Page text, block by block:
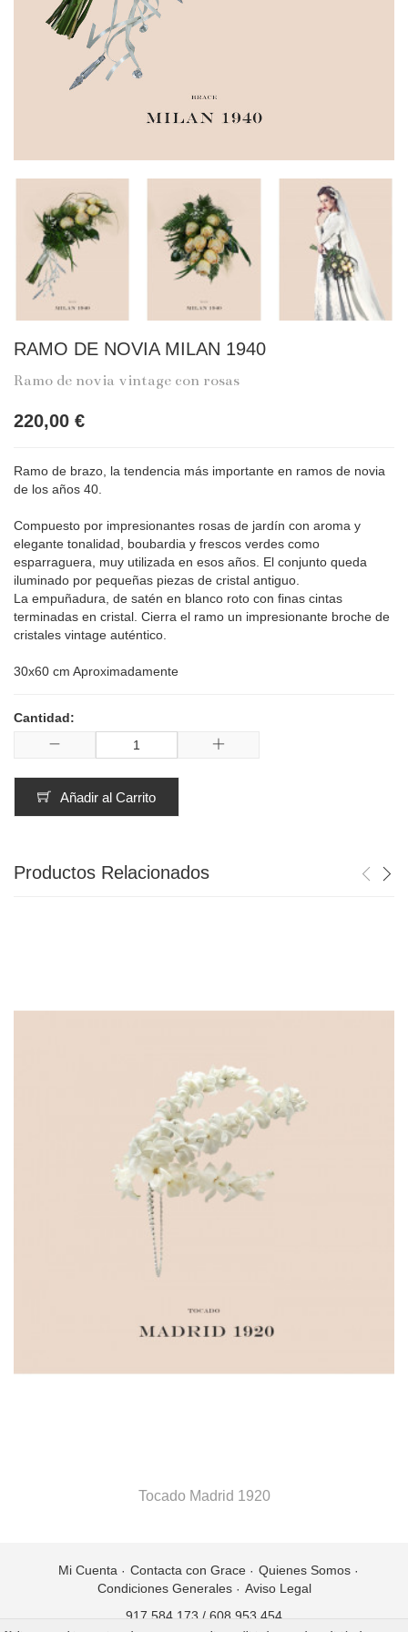
RAMO DE NOVIA MILAN 1940
Ramo de novia vintage con rosas
220,00 €
Ramo de brazo, la tendencia más importante en ramos de novia
de los años 40.
Compuesto por impresionantes rosas de jardín con aroma y
elegante tonalidad, boubardia y frescos verdes como
esparraguera, muy utilizada en esos años. El conjunto queda
iluminado por pequeñas piezas de cristal antiguo.
La empuñadura, de satén en blanco roto con finas cintas
terminadas en cristal. Cierra el ramo un impresionante broche de
cristales vintage auténtico.
30x60 cm Aproximadamente
Cantidad:
Añadir al Carrito
Productos Relacionados
Tocado Madrid 1920
Mi Cuenta Contacta con Grace
Quienes Somos
Condiciones Generales
Aviso Legal
917 584 173 / 608 953 454